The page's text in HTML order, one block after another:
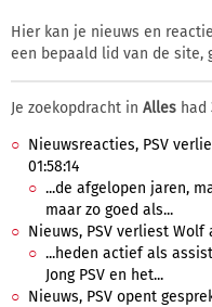
Hier kan je nieuws en
een bepaald lid van de site,
Je zoekopdracht in Alles had
Nieuwsreacties, PSV
01:58:14
...de afgelopen jaren,
maar zo goed als...
Nieuws, PSV verliest Wolf
...heden actief als
Jong PSV en het...
Nieuws, PSV opent